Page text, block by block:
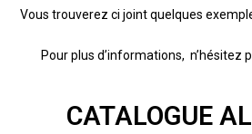
Vous trouverez ci joint quelques
Pour plus d’informations, n’hésitez
CATALOGUE